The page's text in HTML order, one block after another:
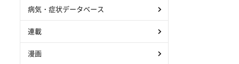
病気・症状データベース
連載
漫画